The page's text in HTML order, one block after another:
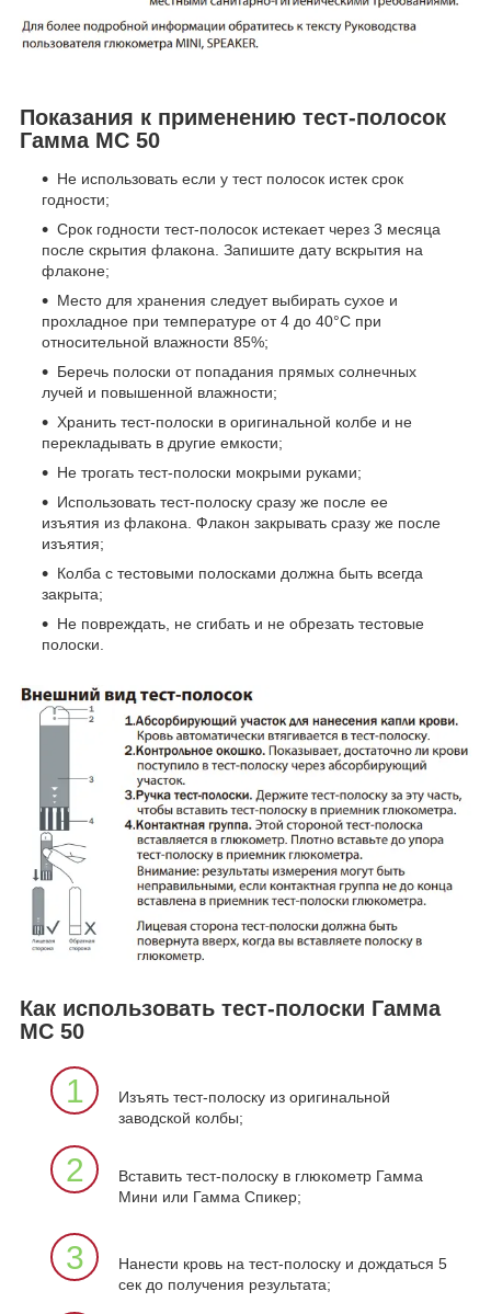
Показания к применению тест-полосок
Гамма МС 50
Не использовать если у тест полосок истек срок
годности;
Срок годности тест-полосок истекает через 3 месяца
после скрытия флакона. Запишите дату вскрытия на
флаконе;
Место для хранения следует выбирать сухое и
прохладное при температуре от 4 до 40°С при
относительной влажности 85%;
Беречь полоски от попадания прямых солнечных
лучей и повышенной влажности;
Хранить тест-полоски в оригинальной колбе и не
перекладывать в другие емкости;
Не трогать тест-полоски мокрыми руками;
Использовать тест-полоску сразу же после ее
изъятия из флакона. Флакон закрывать сразу же после
изъятия;
Колба с тестовыми полосками должна быть всегда
закрыта;
Не повреждать, не сгибать и не обрезать тестовые
полоски.
Как использовать тест-полоски Гамма
МС 50
1
Изъять тест-полоску из оригинальной
заводской колбы;
2
Вставить тест-полоску в глюкометр Гамма
Мини или Гамма Спикер;
3
Нанести кровь на тест-полоску и дождаться 5
сек до получения результата;